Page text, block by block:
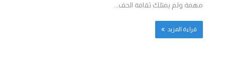
مهمة ولم يمتلك ثقافة الحف...
قراءة المزيد